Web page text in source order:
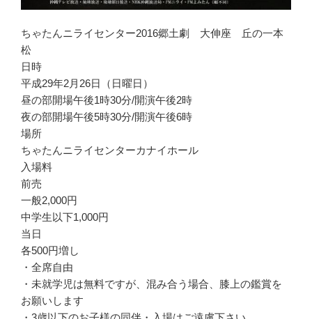
ちゃたんニライセンター2016郷土劇 大伸座 丘の一本
松
日時
平成29年2月26日（日曜日）
昼の部開場午後1時30分/開演午後2時
夜の部開場午後5時30分/開演午後6時
場所
ちゃたんニライセンターカナイホール
入場料
前売
一般2,000円
中学生以下1,000円
当日
各500円増し
・全席自由
・未就学児は無料ですが、混み合う場合、膝上の鑑賞を
お願いします